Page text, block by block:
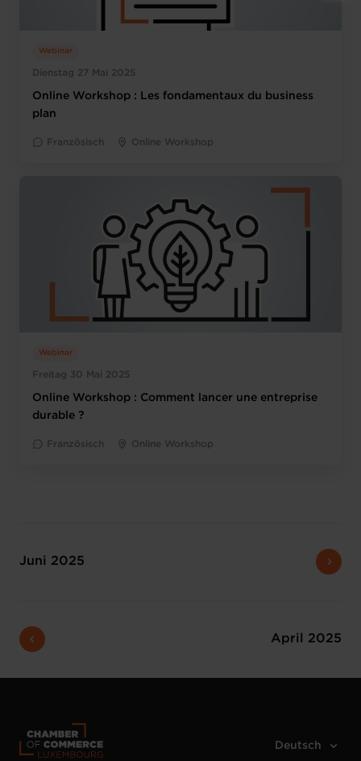
Dienstag 27 Mai 2025
Webinar
Online Workshop : Les fondamentaux du business
plan
Französisch Online Workshop
Freitag 30 Mai 2025
Webinar
Online Workshop : Comment lancer une entreprise
durable ?
Französisch Online Workshop
April 2025
Juni 2025